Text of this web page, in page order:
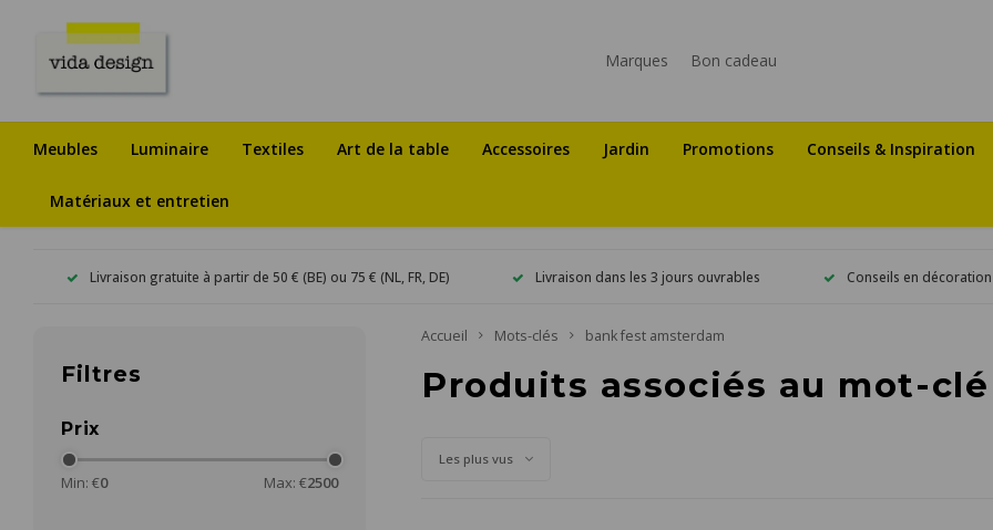
Marques Bon cadeau
Meubles Luminaire Textiles Art de la table Accessoires Jardin Promotions Conseils & Inspiration
Matériaux et entretien
Livraison gratuite à partir de 50 € (BE) ou 75 € (NL, FR, DE) Livraison dans les 3 jours ouvrables Conseils en
Filtres
Prix
Min: €0 Max: €2500
Accueil Mots-clés bank fest amsterdam
Produits associés au mot-
Les plus vus